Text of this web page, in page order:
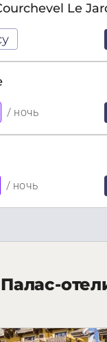
Le
/ ночь
/ ночь
Палас-